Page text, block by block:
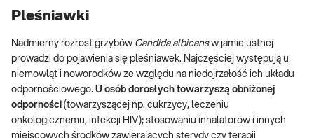
Pleśniawki
Nadmierny rozrost grzybów Candida albicansw jamie ustnej
prowadzi do pojawienia się pleśniawek. Najczęściej występują u
niemowląt i noworodków ze względu na niedojrzałość ich układu
odpornościowego. U osób dorosłych towarzyszą obniżonej
odporności (towarzyszącej np. cukrzycy, leczeniu
onkologicznemu, infekcji HIV); stosowaniu inhalatorów i innych
miejscowych środków zawierających sterydy czy terapii